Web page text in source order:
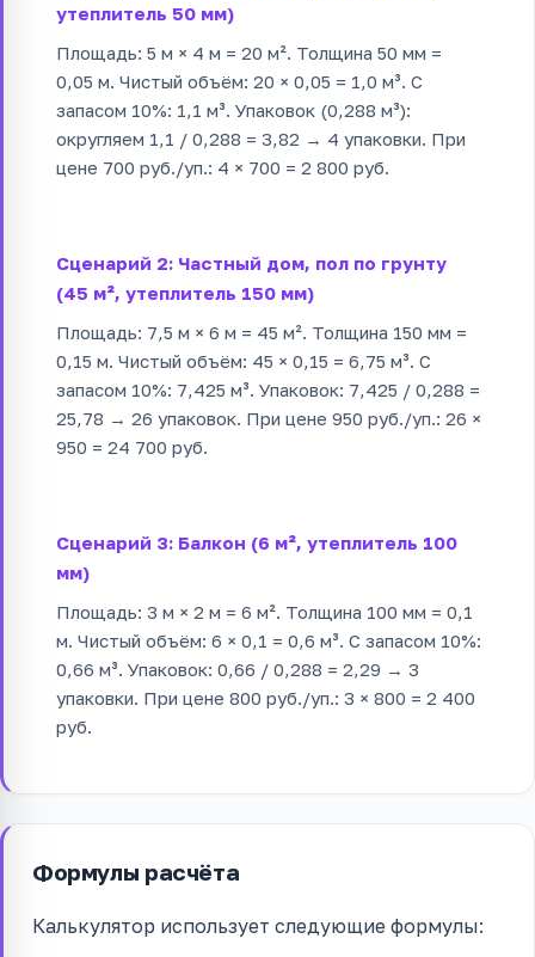
утеплитель 50 мм)
Площадь: 5 м × 4 м = 20 м². Толщина 50 мм =
0,05 м. Чистый объём: 20 × 0,05 = 1,0 м³. С
запасом 10%: 1,1 м³. Упаковок (0,288 м³):
округляем 1,1 / 0,288 = 3,82 → 4 упаковки. При
цене 700 руб./уп.: 4 × 700 = 2 800 руб.
Сценарий 2: Частный дом, пол по грунту
(45 м², утеплитель 150 мм)
Площадь: 7,5 м × 6 м = 45 м². Толщина 150 мм =
0,15 м. Чистый объём: 45 × 0,15 = 6,75 м³. С
запасом 10%: 7,425 м³. Упаковок: 7,425 / 0,288 =
25,78 → 26 упаковок. При цене 950 руб./уп.: 26 ×
950 = 24 700 руб.
Сценарий 3: Балкон (6 м², утеплитель 100
мм)
Площадь: 3 м × 2 м = 6 м². Толщина 100 мм = 0,1
м. Чистый объём: 6 × 0,1 = 0,6 м³. С запасом 10%:
0,66 м³. Упаковок: 0,66 / 0,288 = 2,29 → 3
упаковки. При цене 800 руб./уп.: 3 × 800 = 2 400
руб.
Формулы расчёта
Калькулятор использует следующие формулы: